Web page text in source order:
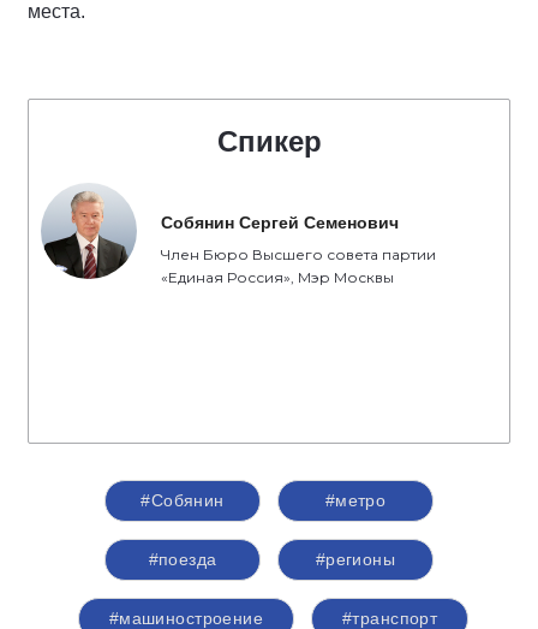
места.
Спикер
Собянин Сергей Семенович
Член Бюро Высшего совета партии
«Единая Россия», Мэр Москвы
#Собянин #метро
#поезда #регионы
#машиностроение #транспорт